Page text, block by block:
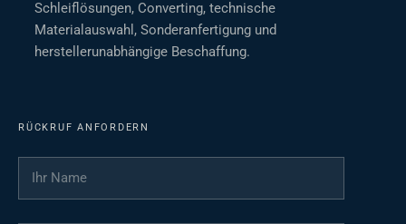
Schleiflösungen, Converting, technische
Materialauswahl, Sonderanfertigung und
herstellerunabhängige Beschaffung.
RÜCKRUF ANFORDERN
Ihr Name